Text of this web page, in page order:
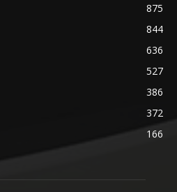
875
844
636
527
386
372
166